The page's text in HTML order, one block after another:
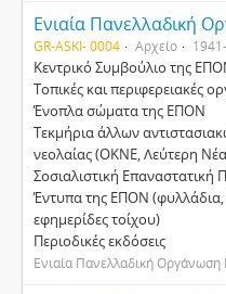
Ενιαία Πανελλαδική
GR-ASKI- 0004 Αρχείο
Κεντρικό Συµβούλιο της
Τοπικές και περιφερειακές
Ένοπλα σώµατα της ΕΠΟΝ
Τεκµήρια άλλων
νεολαίας (ΟΚΝΕ, Λεύτερη
Σοσιαλιστική
Έντυπα της ΕΠΟΝ (φυλλάδια,
εφηµερίδες τοίχου)
Περιοδικές εκδόσεις
Ενιαία Πανελλαδική